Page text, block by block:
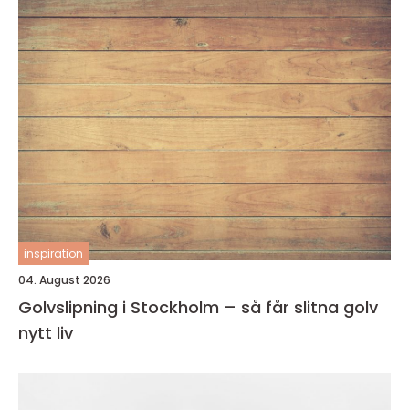
inspiration
04. August 2026
Golvslipning i Stockholm – så får slitna golv
nytt liv